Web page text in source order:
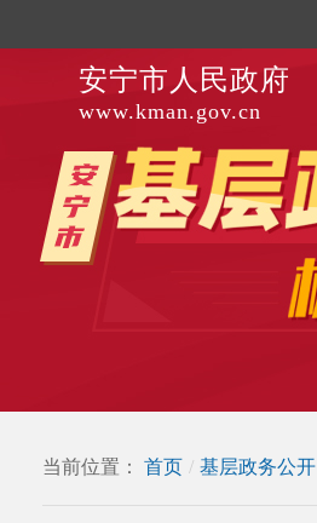
安宁市人民政府
www.kman.gov.cn
当前位置： 首页 / 基层政务公开